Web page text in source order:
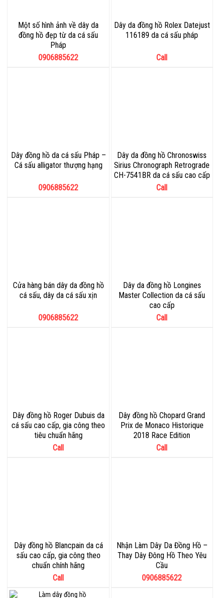
Một số hình ảnh về dây da
đồng hồ đẹp từ da cá sấu
Pháp
0906885622
Dây da đồng hồ Rolex Datejust
116189 da cá sấu pháp
Call
Dây đồng hồ da cá sấu Pháp –
Cá sấu alligator thượng hạng
0906885622
Dây da đồng hồ Chronoswiss
Sirius Chronograph Retrograde
CH-7541BR da cá sấu cao cấp
Call
Cửa hàng bán dây da đồng hồ
cá sấu, dây da cá sấu xịn
0906885622
Dây da đồng hồ Longines
Master Collection da cá sấu
cao cấp
Call
Dây đồng hồ Roger Dubuis da
cá sấu cao cấp, gia công theo
tiêu chuẩn hãng
Call
Dây đồng hồ Chopard Grand
Prix de Monaco Historique
2018 Race Edition
Call
Dây đồng hồ Blancpain da cá
sấu cao cấp, gia công theo
chuẩn chính hãng
Call
Nhận Làm Dây Da Đồng Hồ –
Thay Dây Đông Hồ Theo Yêu
Cầu
0906885622